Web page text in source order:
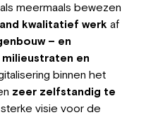
meermaals bewezen
kwalitatief werk af
– en
milieustraten en
binnen het
zeer zelfstandig te
visie voor de